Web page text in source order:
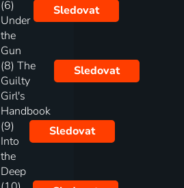
(6)
Under
the
Gun
Sledovat
(8) The
Guilty
Girl's
Handbook
Sledovat
(9)
Into
the
Deep
Sledovat